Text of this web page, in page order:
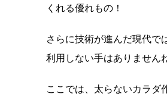
くれる優れもの！
さらに技術が進んだ現代で
利用しない手はありません
ここでは、太らないカラダ